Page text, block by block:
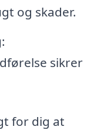
og skader.
sikrer
for dig at